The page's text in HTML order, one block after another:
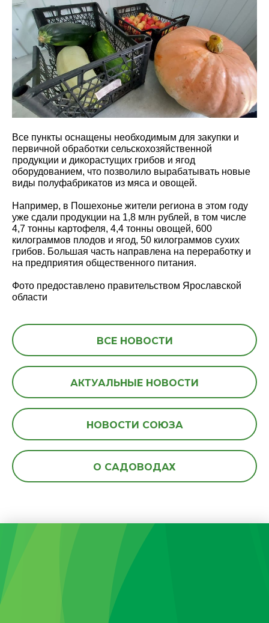
Все пункты оснащены необходимым для закупки и
первичной обработки сельскохозяйственной
продукции и дикорастущих грибов и ягод
оборудованием, что позволило вырабатывать новые
виды полуфабрикатов из мяса и овощей.
Например, в Пошехонье жители региона в этом году
уже сдали продукции на 1,8 млн рублей, в том числе
4,7 тонны картофеля, 4,4 тонны овощей, 600
килограммов плодов и ягод, 50 килограммов сухих
грибов. Большая часть направлена на переработку и
на предприятия общественного питания.
Фото предоставлено правительством Ярославской
области
ВСЕ НОВОСТИ
АКТУАЛЬНЫЕ НОВОСТИ
НОВОСТИ СОЮЗА
О САДОВОДАХ